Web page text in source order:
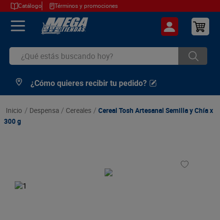
Catálogo Términos y promociones
¿Qué estás buscando hoy?
TÉRMINOS MÁS BUSCADOS
¿Cómo quieres recibir tu pedido?
despensa cereales
Cereal Tosh Artesanal Semilla y Chía x
300 g